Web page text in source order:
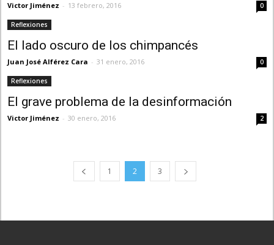
Victor Jiménez - 13 febrero, 2016 0
Reflexiones
El lado oscuro de los chimpancés
Juan José Alférez Cara - 31 enero, 2016 0
Reflexiones
El grave problema de la desinformación
Victor Jiménez - 30 enero, 2016 2
1 2 3